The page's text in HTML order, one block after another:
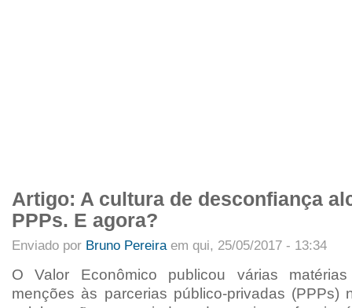
Artigo: A cultura de desconfiança
PPPs. E agora?
Enviado por Bruno Pereiraem qui, 25/05/2017 - 13:34
O Valor Econômico publicou várias
menções às parcerias público-privadas (PPPs)